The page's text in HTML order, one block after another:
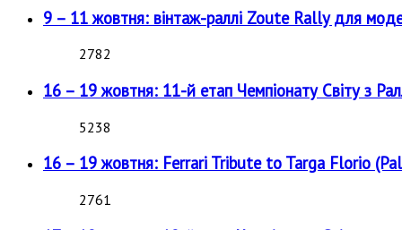
9 – 11 жовтня: вінтаж-раллі Zoute Rally для
2782
16 – 19 жовтня: 11-й етап Чемпіонату Світу з
5238
16 – 19 жовтня: Ferrari Tribute to Targa Florio
2761